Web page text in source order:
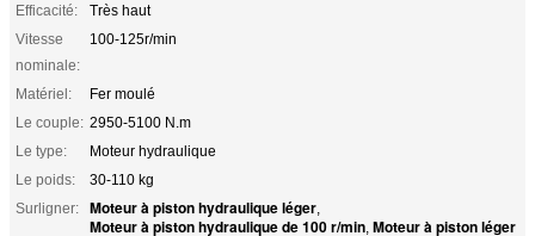
Efficacité:
Très haut
Vitesse
nominale:
100-125r/min
Matériel:
Fer moulé
Le couple: 2950-5100 N.m
Le type:
Moteur hydraulique
Le poids:
30-110 kg
Surligner:
Moteur à piston hydraulique léger,
Moteur à piston hydraulique de 100 r/min, Moteur à piston léger